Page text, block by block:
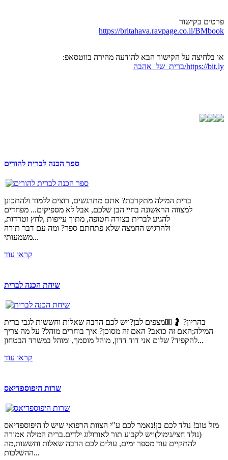
פרטים בקישור
https://britahava.ravpage.co.il/BMbook
או בלחיצה על הקישור הבא להודעה מהירה בווטסאפ:
https://bit.ly/ברית_של_אהבה
ספר הכנה לברית להורים
ברית המילה מתקרבת? אתם מתרגשים, רוצים ללמוד ולהתכונן
למצווה הראשונה בחיי הבן שלכם, אבל לא מספיקים... מפחדים
להגיע לברית בצורה חטופה, מתוך עייפות ,לחץ וטרדות,
ולהרגיש החמצה שלא פתחתם ספר? ומה עם דבר תורה
משמעותי...
קראו עוד
שיחת הכנה לברית
בהריון? 🤰🏼מצפים לבן?ויש לכם הרבה שאלות וחששות לגבי ברית
המילה;האם זה כואב? האם זה מסוכן? איך בוחרים מוהל? על מה צריך
להקפיד? שלום אני דוד דדון, מוהל מוסמך, ומוהל במשרד הבטחון...
קראו עוד
שרות היפוספדיאס
מזל טוב! נולד לכם בן!נאמר לכם ע"י הצוות הרפואי שיש לו היפוספדיאס
(נולד חצי/נימול)ויש לקבוע תור לאורולוג ילדים.ברית המילה אמורה
להתקיים עוד מספר ימים, עולים לכם הרבה שאלות וחששות,מה
ההשלכות...